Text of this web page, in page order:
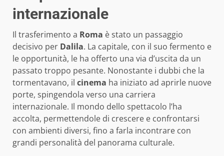
internazionale
Il trasferimento a Roma è stato un passaggio
decisivo per Dalila. La capitale, con il suo fermento e
le opportunità, le ha offerto una via d’uscita da un
passato troppo pesante. Nonostante i dubbi che la
tormentavano, il cinema ha iniziato ad aprirle nuove
porte, spingendola verso una carriera
internazionale. Il mondo dello spettacolo l’ha
accolta, permettendole di crescere e confrontarsi
con ambienti diversi, fino a farla incontrare con
grandi personalità del panorama culturale.